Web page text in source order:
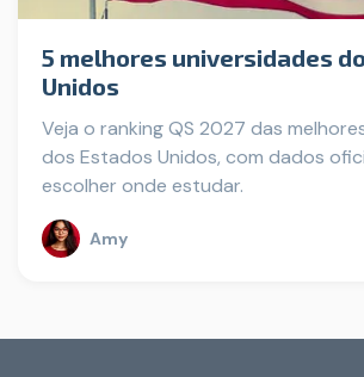
5 melhores universidades
Unidos
Veja o ranking QS 2027 das
dos Estados Unidos, com dados
escolher onde estudar.
Amy